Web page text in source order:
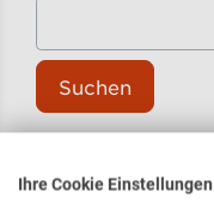
Suchen
Ihre Cookie Einstellungen